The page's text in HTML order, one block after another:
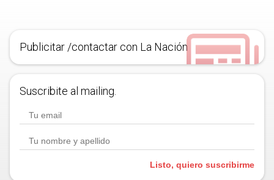
Publicitar /contactar con La Nación
Suscribite al mailing.
Listo, quiero suscribirme